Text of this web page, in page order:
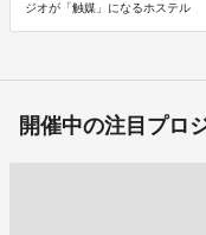
ジオが「触媒」になるホステル
開催中の注目プロ